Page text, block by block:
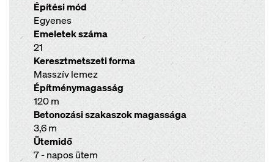
Építési mód
Egyenes
Emeletek száma
21
Keresztmetszeti forma
Masszív lemez
Építménymagasság
120 m
Betonozási szakaszok magassága
3,6 m
Ütemidő
7 - napos ütem